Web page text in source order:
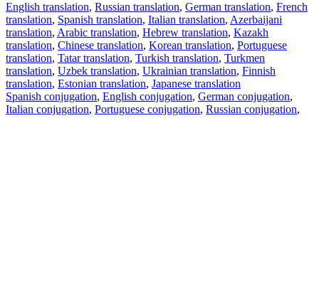
English translation, Russian translation, German translation, French
translation, Spanish translation, Italian translation, Azerbaijani
translation, Arabic translation, Hebrew translation, Kazakh
translation, Chinese translation, Korean translation, Portuguese
translation, Tatar translation, Turkish translation, Turkmen
translation, Uzbek translation, Ukrainian translation, Finnish
translation, Estonian translation, Japanese translation
Spanish conjugation, English conjugation, German conjugation,
Italian conjugation, Portuguese conjugation, Russian conjugation,